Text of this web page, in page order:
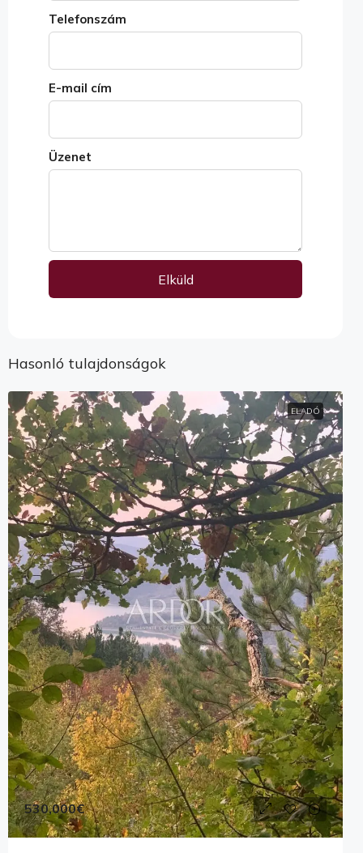
Telefonszám
E-mail cím
Üzenet
Elküld
Hasonló tulajdonságok
ELADÓ
530,000€